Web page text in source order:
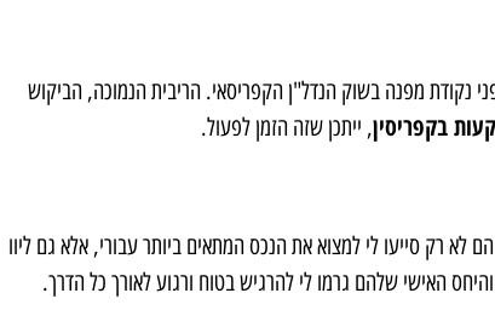
נקודת מפנה בשוק הנדל"ן הקפריסאי. הריבית הנמוכה, הביקוש
בקפריסין, ייתכן שזה הזמן לפעול.
לא רק סייעו לי למצוא את הנכס המתאים ביותר עבורי, אלא גם ליוו
האישי שלהם גרמו לי להרגיש בטוח ורגוע לאורך כל הדרך.